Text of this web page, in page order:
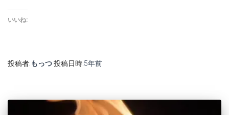
いいね:
投稿者:もっつ投稿日時:5年前